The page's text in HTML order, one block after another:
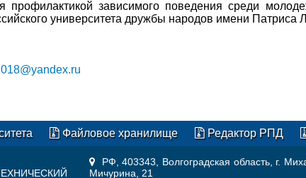
профилактикой зависимого поведения среди
университета дружбы народов имени Патриса
Файловое хранилище Редактор РПД
РФ, 403343, Волгоградская область, г.
Мичурина, 21